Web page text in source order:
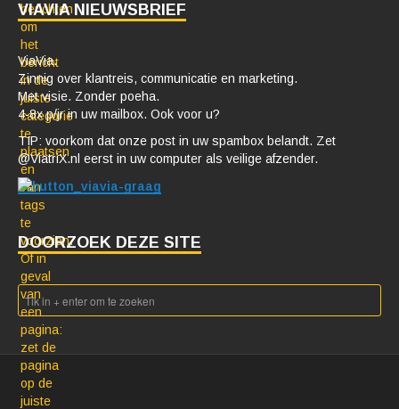
VIAVIA NIEUWSBRIEF
ViaVia.
Zinnig over klantreis, communicatie en marketing.
Met visie. Zonder poeha.
4-8x p/jr in uw mailbox. Ook voor u?
TIP: voorkom dat onze post in uw spambox belandt. Zet
@ViatriX.nl eerst in uw computer als veilige afzender.
DOORZOEK DEZE SITE